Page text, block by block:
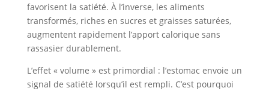
favorisent la satiété. À l’inverse, les aliments
transformés, riches en sucres et graisses saturées,
augmentent rapidement l’apport calorique sans
rassasier durablement.
L’effet « volume » est primordial : l’estomac envoie un
signal de satiété lorsqu’il est rempli. C’est pourquoi